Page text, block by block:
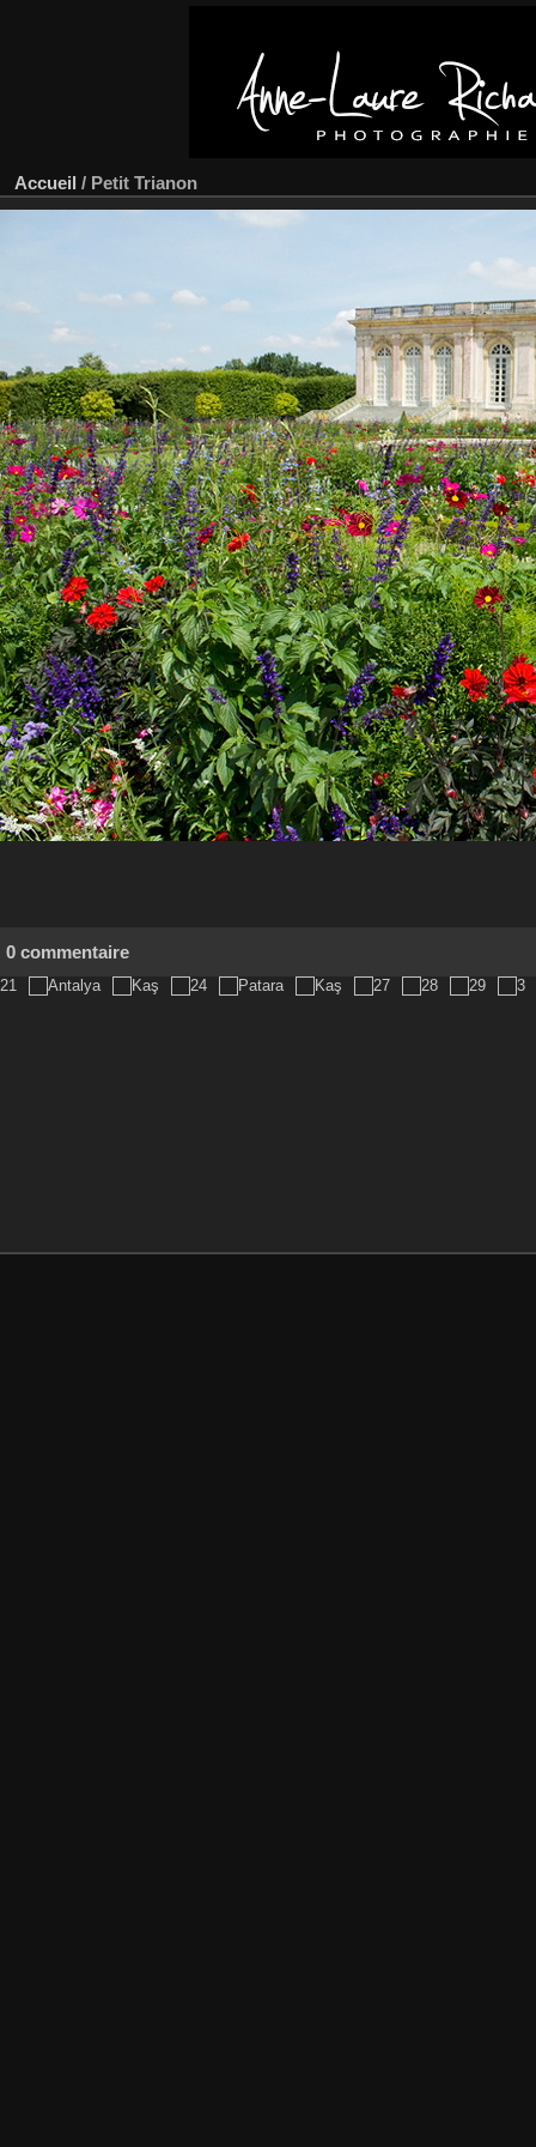
Accueil / Petit Trianon
0 commentaire